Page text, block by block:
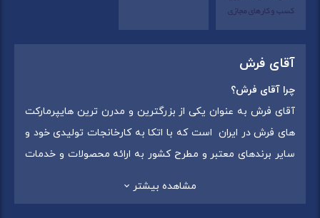
آقای فرش
چرا آقای فرش؟
آقای فرش به عنوان یکی از بزرگترین و مدرن ترین هایپرمارکت
های فرش در ایران است که با اتکا به کارخانجات تولیدی خود و
سایر برندهای معتبر و مطرح کشور به ارائه محصولات و خدمات
مشاهده بیشتر